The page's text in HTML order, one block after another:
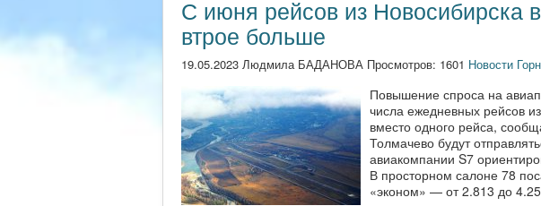
С июня рейсов из Новосибирска
втрое больше
19.05.2023 Людмила БАДАНОВА Просмотров: 1601 Новости
Повышение спроса на
числа ежедневных рейсов
вместо одного рейса,
Толмачево будут
авиакомпании S7
В просторном салоне 78
«эконом» — от 2.813 до